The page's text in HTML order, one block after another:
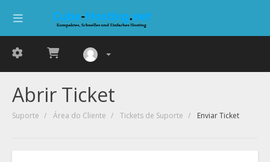
Abrir Ticket
Suporte Área do Cliente Tickets de Suporte Enviar Ticket